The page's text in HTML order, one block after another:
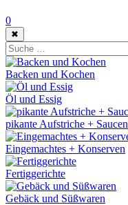
0
✖
Suche:
Backen und Kochen
Öl und Essig
pikante Aufstriche + Saucen
Eingemachtes + Konserven
Fertiggerichte
Gebäck und Süßwaren